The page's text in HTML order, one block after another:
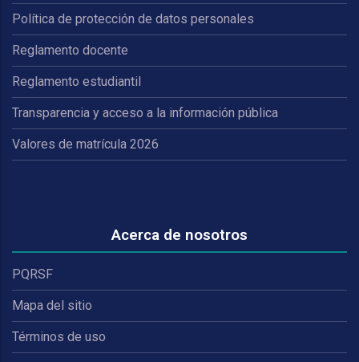
Política de protección de datos personales
Reglamento docente
Reglamento estudiantil
Transparencia y acceso a la información pública
Valores de matrícula 2026
Acerca de nosotros
PQRSF
Mapa del sitio
Términos de uso